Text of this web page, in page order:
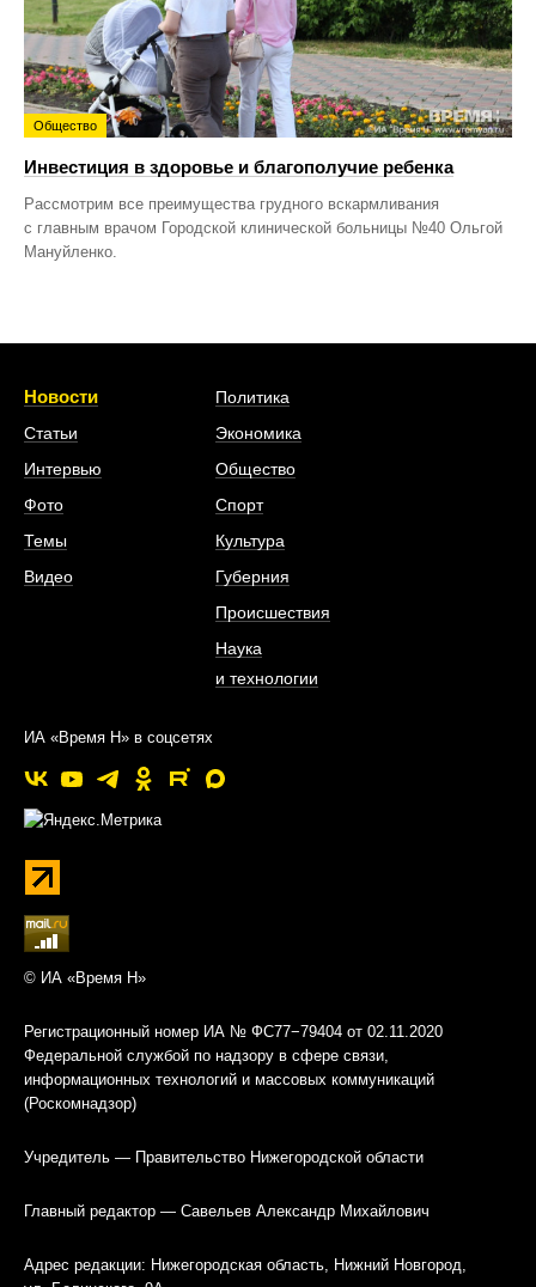
Общество
Инвестиция в здоровье и благополучие ребенка
Рассмотрим все преимущества грудного вскармливания
с главным врачом Городской клинической больницы №40 Ольгой
Мануйленко.
Новости
Статьи
Интервью
Фото
Темы
Видео
Политика
Экономика
Общество
Спорт
Культура
Губерния
Происшествия
Наука
и технологии
ИА «Время Н» в соцсетях
© ИА «Время Н»
Регистрационный номер ИА № ФС77−79404 от 02.11.2020
Федеральной службой по надзору в сфере связи,
информационных технологий и массовых коммуникаций
(Роскомнадзор)
Учредитель — Правительство Нижегородской области
Главный редактор — Савельев Александр Михайлович
Адрес редакции: Нижегородская область, Нижний Новгород,